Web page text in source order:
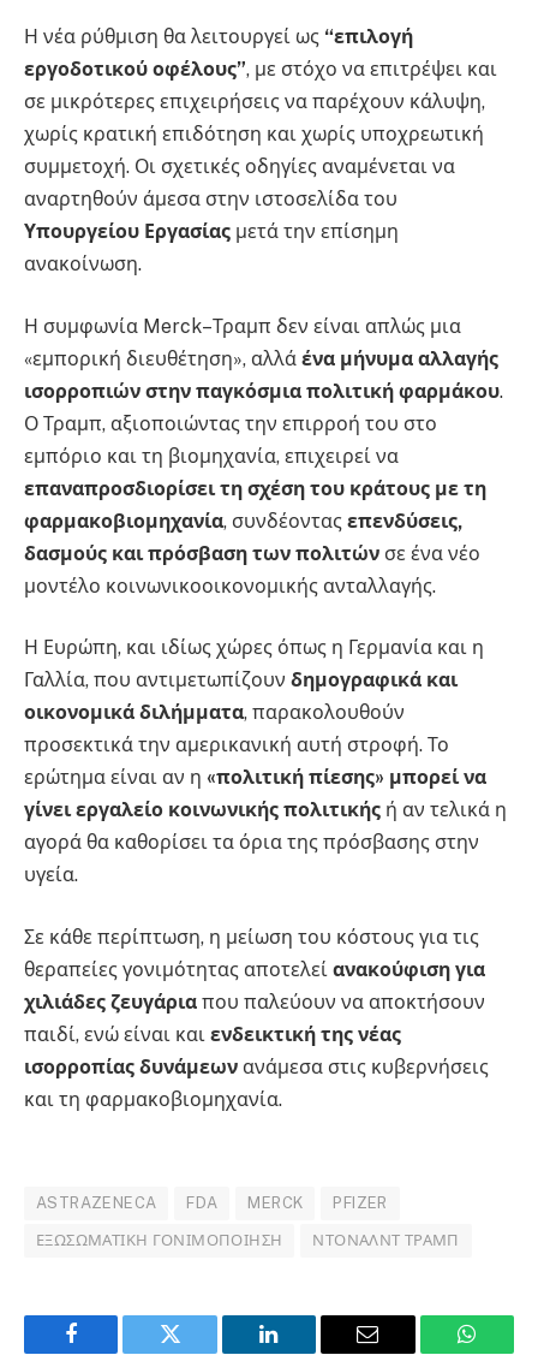
Η νέα ρύθμιση θα λειτουργεί ως “επιλογή
εργοδοτικού οφέλους”, με στόχο να επιτρέψει και
σε μικρότερες επιχειρήσεις να παρέχουν κάλυψη,
χωρίς κρατική επιδότηση και χωρίς υποχρεωτική
συμμετοχή. Οι σχετικές οδηγίες αναμένεται να
αναρτηθούν άμεσα στην ιστοσελίδα του
Υπουργείου Εργασίας μετά την επίσημη
ανακοίνωση.
Η συμφωνία Merck–Τραμπ δεν είναι απλώς μια
«εμπορική διευθέτηση», αλλά ένα μήνυμα αλλαγής
ισορροπιών στην παγκόσμια πολιτική φαρμάκου.
Ο Τραμπ, αξιοποιώντας την επιρροή του στο
εμπόριο και τη βιομηχανία, επιχειρεί να
επαναπροσδιορίσει τη σχέση του κράτους με τη
φαρμακοβιομηχανία, συνδέοντας επενδύσεις,
δασμούς και πρόσβαση των πολιτών σε ένα νέο
μοντέλο κοινωνικοοικονομικής ανταλλαγής.
Η Ευρώπη, και ιδίως χώρες όπως η Γερμανία και η
Γαλλία, που αντιμετωπίζουν δημογραφικά και
οικονομικά διλήμματα, παρακολουθούν
προσεκτικά την αμερικανική αυτή στροφή. Το
ερώτημα είναι αν η «πολιτική πίεσης» μπορεί να
γίνει εργαλείο κοινωνικής πολιτικής ή αν τελικά η
αγορά θα καθορίσει τα όρια της πρόσβασης στην
υγεία.
Σε κάθε περίπτωση, η μείωση του κόστους για τις
θεραπείες γονιμότητας αποτελεί ανακούφιση για
χιλιάδες ζευγάρια που παλεύουν να αποκτήσουν
παιδί, ενώ είναι και ενδεικτική της νέας
ισορροπίας δυνάμεων ανάμεσα στις κυβερνήσεις
και τη φαρμακοβιομηχανία.
ASTRAZENECA FDA MERCK PFIZER
ΕΞΩΣΩΜΑΤΙΚΉ ΓΟΝΙΜΟΠΟΊΗΣΗ ΝΤΌΝΑΛΝΤ ΤΡΑΜΠ
Facebook Twitter LinkedIn Email